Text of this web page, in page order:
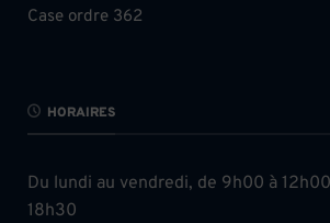
Case ordre 362
HORAIRES
Du lundi au vendredi, de 9h00 à
18h30